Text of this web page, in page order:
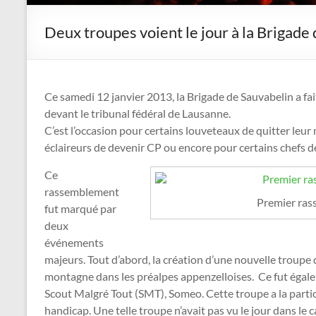
Deux troupes voient le jour à la Brigade
Ce samedi 12 janvier 2013, la Brigade de Sauvabelin a
devant le tribunal fédéral de Lausanne.
C’est l’occasion pour certains louveteaux de quitter
éclaireurs de devenir CP ou encore pour certains chefs
Premier
Ce
rassemblement
fut marqué par
deux
événements
majeurs. Tout d’abord, la création d’une nouvelle
montagne dans les préalpes appenzelloises. Ce fut
Scout Malgré Tout (SMT), Someo. Cette troupe a la
handicap. Une telle troupe n’avait pas vu le jour dans le